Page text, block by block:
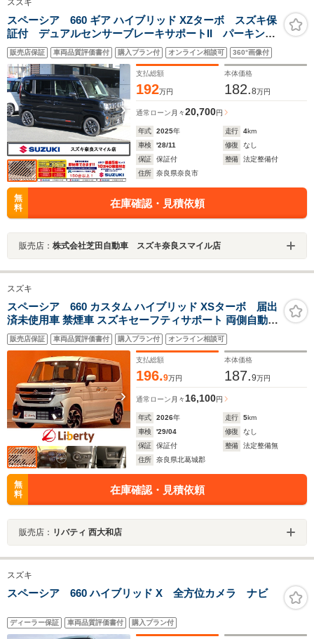
スズキ
スペーシア 660 ギア ハイブリッド XZターボ スズキ保
証付 デュアルセンサーブレーキサポートII パーキング
センサー ヘッドアップディスプレイ アダプティブク
ルーズコントロール LEDヘッドランプ 電動パーキン
グブレーキ 両側パワースライドドア
販売店保証 車両品質評価書付 購入プラン付 オンライン相談可 360°画像付
支払総額
192万円
本体価格
182.8万円
通常ローン 月々20,700円
年式 2025年 走行 4km
車検
'28/11 修復
なし
保証
保証付 整備
法定整備付
住所
奈良県奈良市
無
料
在庫確認・見積依頼
販売店： 株式会社芝田自動車 スズキ奈良スマイル店
スズキ
スペーシア 660 カスタム ハイブリッド XSターボ 届出
済未使用車 禁煙車 スズキセーフティサポート 両側自動ド
ア アダプティブクルーズコントロール 電子パーキング 革
巻きステアリング パドルシフト 前席シートヒーター LED
ヘッドライト 純正アルミホイール
販売店保証 車両品質評価書付 購入プラン付 オンライン相談可
支払総額
196.9万円
本体価格
187.9万円
通常ローン 月々16,100円
年式 2026年 走行 5km
車検
'29/04 修復
なし
保証
保証付 整備
法定整備無
住所
奈良県北葛城郡
無
料
在庫確認・見積依頼
販売店： リバティ 西大和店
スズキ
スペーシア 660 ハイブリッド X 全方位カメラ ナビ
ディーラー保証 車両品質評価書付 購入プラン付